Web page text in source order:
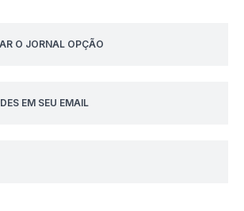
O JORNAL OPÇÃO
EM SEU EMAIL